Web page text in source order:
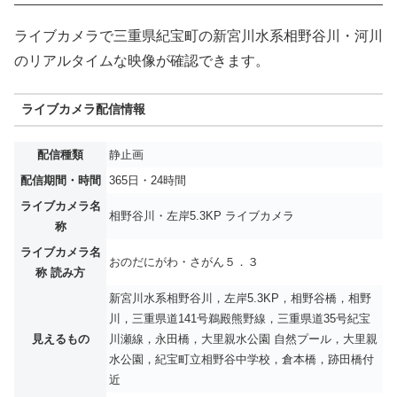
ライブカメラで三重県紀宝町の新宮川水系相野谷川・河川
のリアルタイムな映像が確認できます。
ライブカメラ配信情報
配信種類
静止画
配信期間・時間
365日・24時間
ライブカメラ名
称
相野谷川・左岸5.3KP ライブカメラ
ライブカメラ名
称 読み方
おのだにがわ・さがん５．３
見えるもの
新宮川水系相野谷川，左岸5.3KP，相野谷橋，相野
川，三重県道141号鵜殿熊野線，三重県道35号紀宝
川瀬線，永田橋，大里親水公園 自然プール，大里親
水公園，紀宝町立相野谷中学校，倉本橋，跡田橋付
近